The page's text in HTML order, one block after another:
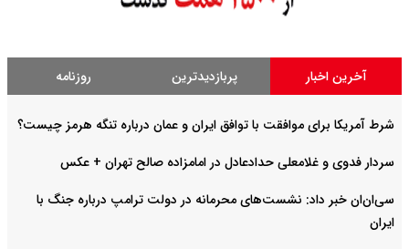
آخرین اخبار پربازدیدترین روزنامه
شرط آمریکا برای موافقت با توافق ایران و عمان درباره تنگه هرمز چیست؟
سردار فدوی و غلامعلی حدادعادل در امامزاده صالح تهران + عکس
سی‌ان‌ان خبر داد: نشست‌های محرمانه در دولت ترامپ درباره جنگ با
ایران